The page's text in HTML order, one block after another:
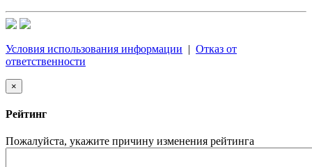
Условия использования информации | Отказ от
ответственности
×
Рейтинг
Пожалуйста, укажите причину изменения рейтинга